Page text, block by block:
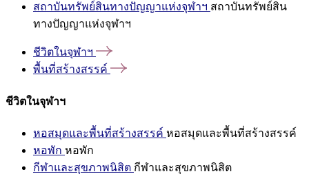
สถาบันทรัพย์สินทางปัญญาแห่งจุฬาฯ สถาบันทรัพย์สิน
ทางปัญญาแห่งจุฬาฯ
ชีวิตในจุฬาฯ
พื้นที่สร้างสรรค์
ชีวิตในจุฬาฯ
หอสมุดและพื้นที่สร้างสรรค์ หอสมุดและพื้นที่สร้างสรรค์
หอพัก หอพัก
กีฬาและสุขภาพนิสิต กีฬาและสุขภาพนิสิต